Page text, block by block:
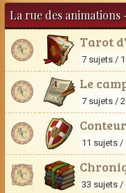
La rue des
Tarot
7 sujets /
Le
7 sujets /
11 sujets /
33 sujets /